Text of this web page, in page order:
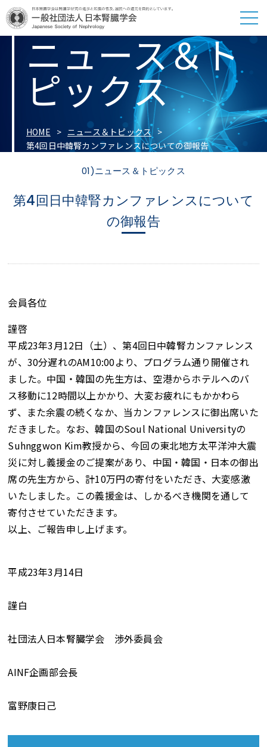
ニュース＆ト
ピックス
HOME
ニュース＆トピックス
第4回日中韓腎カンファレンスについての御報告
01)ニュース＆トピックス
第4回日中韓腎カンファレンスについて
の御報告
会員各位
謹啓
平成23年3月12日（土）、第4回日中韓腎カンファレンス
が、30分遅れのAM10:00より、プログラム通り開催され
ました。中国・韓国の先生方は、空港からホテルへのバ
ス移動に12時間以上かかり、大変お疲れにもかかわら
ず、また余震の続くなか、当カンファレンスに御出席いた
だきました。なお、韓国のSoul National Universityの
Suhnggwon Kim教授から、今回の東北地方太平洋沖大震
災に対し義援金のご提案があり、中国・韓国・日本の御出
席の先生方から、計10万円の寄付をいただき、大変感激
いたしました。この義援金は、しかるべき機関を通して
寄付させていただきます。
以上、ご報告申し上げます。
平成23年3月14日
謹白
社団法人日本腎臓学会 渉外委員会
AINF企画部会長
富野康日己